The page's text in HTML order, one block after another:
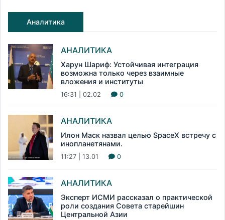
Аналитика
АНАЛИТИКА
Харун Шариф: Устойчивая интеграция
возможна только через взаимные
вложения и институты
16:31 | 02.02 0
АНАЛИТИКА
Илон Маск назвал целью SpaceX встречу с
инопланетянами.
11:27 | 13.01 0
АНАЛИТИКА
Эксперт ИСМИ рассказал о практической
роли создания Совета старейшин
Центральной Азии